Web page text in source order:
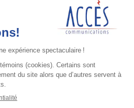
2100 mAh battery